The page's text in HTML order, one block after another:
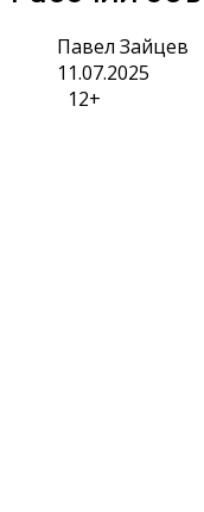
Павел Зайцев
11.07.2025
12+